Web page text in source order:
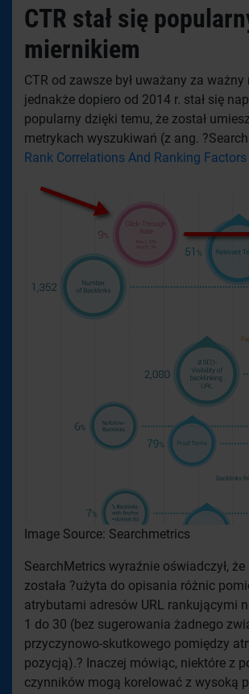
CTR stał się
miernikiem
CTR od zawsze był uważany za ważny
jednakże dopiero od 2014 r. stał się
popularny dzięki temu, że został
metrykach wyszukiwań (z ang.
Rank Correlations And Ranking
Image Source: Searchmetrics
SearchMetrics wyraźnie oświadczył,
została ?użyta do opisania różnic
atrybutami adresów URL rankującymi
1 do 30 (bez sugerowania żadnego
przyczynowo-skutkowego pomiędzy
pozycją).? Inaczej mówiąc, niektóre z
czynników mogą korelować z wysoką